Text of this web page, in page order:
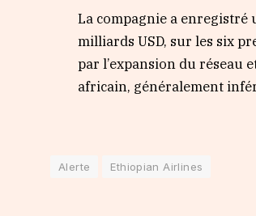
La compagnie a enregistré
milliards USD, sur les six
par l’expansion du réseau
africain, généralement
Alerte Ethiopian Airlines